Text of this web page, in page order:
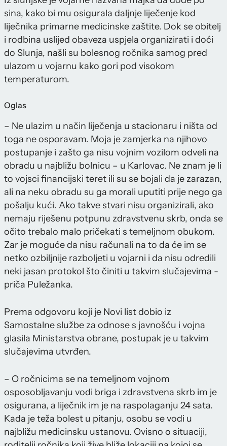
sina, kako bi mu osigurala daljnje liječenje kod
liječnika primarne medicinske zaštite. Dok se obitelj
i rodbina uslijed obaveza uspjela organizirati i doći
do Slunja, našli su bolesnog ročnika samog pred
ulazom u vojarnu kako gori pod visokom
temperaturom.
Oglas
– Ne ulazim u način liječenja u stacionaru i ništa od
toga ne osporavam. Moja je zamjerka na njihovo
postupanje i zašto ga nisu vojnim vozilom odveli na
obradu u najbližu bolnicu – u Karlovac. Ne znam je li
to vojsci financijski teret ili su se bojali da je zarazan,
ali na neku obradu su ga morali uputiti prije nego ga
pošalju kući. Ako takve stvari nisu organizirali, ako
nemaju riješenu potpunu zdravstvenu skrb, onda se
očito trebalo malo pričekati s temeljnom obukom.
Zar je moguće da nisu računali na to da će im se
netko ozbiljnije razboljeti u vojarni i da nisu odredili
neki jasan protokol što činiti u takvim slučajevima -
priča Puležanka.
Prema odgovoru koji je Novi list dobio iz
Samostalne službe za odnose s javnošću i vojna
glasila Ministarstva obrane, postupak je u takvim
slučajevima utvrđen.
– O ročnicima se na temeljnom vojnom
osposobljavanju vodi briga i zdravstvena skrb im je
osigurana, a liječnik im je na raspolaganju 24 sata.
Kada je teža bolest u pitanju, osobu se vodi u
najbližu medicinsku ustanovu. Ovisno o situaciji,